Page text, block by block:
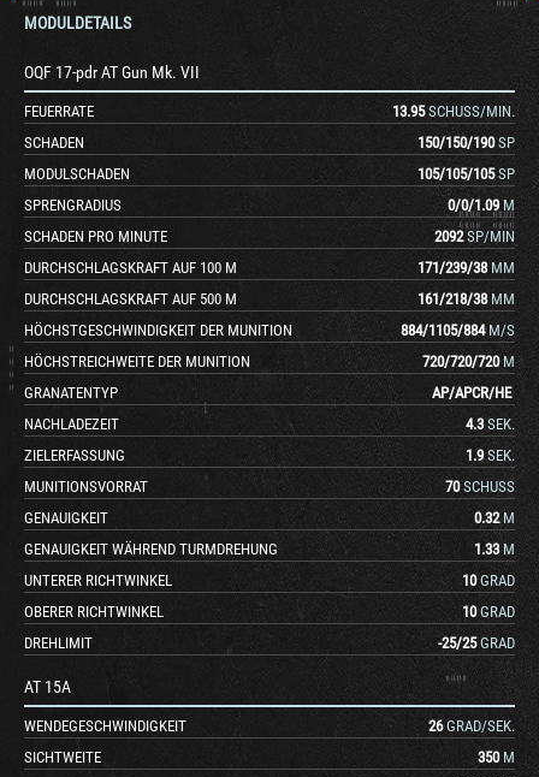
MODULDETAILS
OQF 17-pdr AT Gun Mk. VII
FEUERRATE 13.95 SCHUSS/MIN.
SCHADEN
150/150/190 SP
MODULSCHADEN
105/105/105 SP
SPRENGRADIUS
0/0/1.09 M
SCHADEN PRO MINUTE
2092 SP/MIN
DURCHSCHLAGSKRAFT AUF 100 M
171/239/38 MM
DURCHSCHLAGSKRAFT AUF 500 M
161/218/38 MM
HÖCHSTGESCHWINDIGKEIT DER MUNITION
884/1105/884 M/S
HÖCHSTREICHWEITE DER MUNITION
720/720/720 M
GRANATENTYP
AP/APCR/HE
NACHLADEZEIT
4.3 SEK.
ZIELERFASSUNG
1.9 SEK.
MUNITIONSVORRAT
70 SCHUSS
GENAUIGKEIT
0.32 M
GENAUIGKEIT WÄHREND TURMDREHUNG
1.33 M
UNTERER RICHTWINKEL
10 GRAD
OBERER RICHTWINKEL
10 GRAD
DREHLIMIT
-25/25 GRAD
AT 15A
WENDEGESCHWINDIGKEIT 26 GRAD/SEK.
SICHTWEITE
350 M